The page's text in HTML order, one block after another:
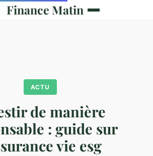
Finance Matin
ACTU
de manière
: guide sur
vie esg